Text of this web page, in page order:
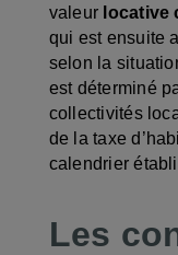
valeur locative
qui est ensuite
selon la
est déterminé
collectivités
de la taxe
calendrier
Les